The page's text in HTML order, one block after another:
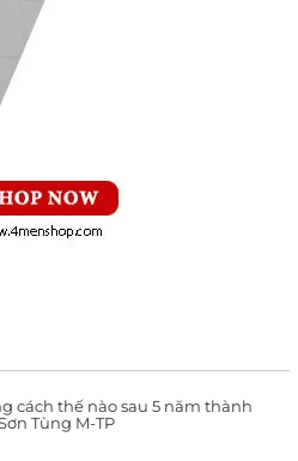
cách thế nào sau 5 năm thành
Tùng M-TP